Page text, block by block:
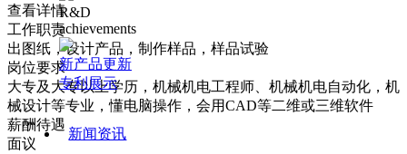
R&D
achievements
新产品更新
专利展示
新闻资讯
查看详情
工作职责
出图纸，设计产品，制作样品，样品试验
岗位要求
大专及大专以上学历，机械机电工程师、机械机电自动化，机
械设计等专业，懂电脑操作，会用CAD等二维或三维软件
薪酬待遇
面议